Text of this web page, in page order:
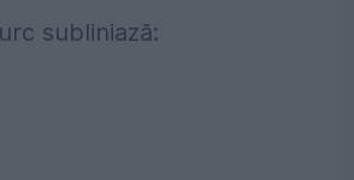
subliniază: